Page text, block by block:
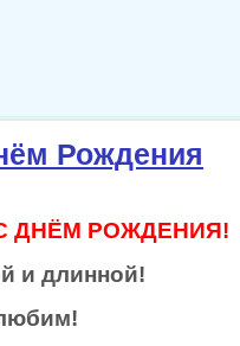
Рождения
ДНЁМ РОЖДЕНИЯ!
и длинной!